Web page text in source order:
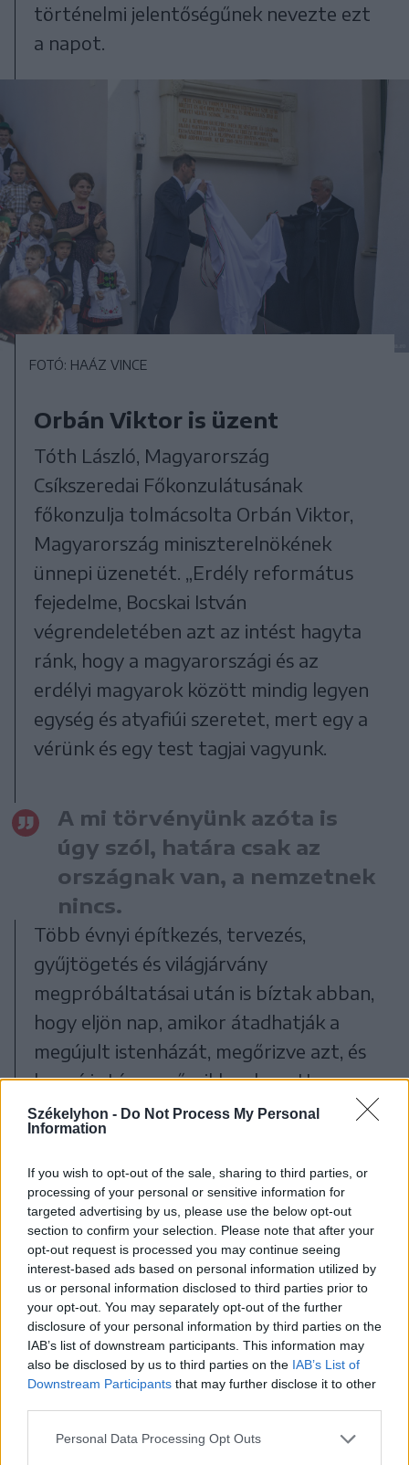
Székelyhon - Do Not Process My Personal
Information
If you wish to opt-out of the sale, sharing to third parties, or
processing of your personal or sensitive information for
targeted advertising by us, please use the below opt-out
section to confirm your selection. Please note that after your
opt-out request is processed you may continue seeing
interest-based ads based on personal information utilized by
us or personal information disclosed to third parties prior to
your opt-out. You may separately opt-out of the further
disclosure of your personal information by third parties on the
IAB’s list of downstream participants. This information may
also be disclosed by us to third parties on the IAB’s List of
Downstream Participants that may further disclose it to other
Personal Data Processing Opt Outs
történelmi jelentőségűnek nevezte ezt
a napot.
FOTÓ: HAÁZ VINCE
Orbán Viktor is üzent
Tóth László, Magyarország
Csíkszeredai Főkonzulátusának
főkonzulja tolmácsolta Orbán Viktor,
Magyarország miniszterelnökének
ünnepi üzenetét. „Erdély református
fejedelme, Bocskai István
végrendeletében azt az intést hagyta
ránk, hogy a magyarországi és az
erdélyi magyarok között mindig legyen
egység és atyafiúi szeretet, mert egy a
vérünk és egy test tagjai vagyunk.
A mi törvényünk azóta is
úgy szól, határa csak az
országnak van, a nemzetnek
nincs.
Több évnyi építkezés, tervezés,
gyűjtögetés és világjárvány
megpróbáltatásai után is bíztak abban,
hogy eljön nap, amikor átadhatják a
megújult istenházát, megőrizve azt, és
hozzá is téve az őseikhez kapott
örökséghez. Örömmel fogadtam a hírt,
hogy befejeződtek a mezőpaniti
református gyülekezet templomának
építési munkálatai, sajnos hálaadó
istentiszteletükön csak lélekben
lehetek jelen, ezért ezutón szeretném
kifejezni jókívánságaimat, és biztatni
arra, hogy nőjék ki minél hamarabb a
kibővített templomukat is” –
hangzottak el Orbán Viktor szavai